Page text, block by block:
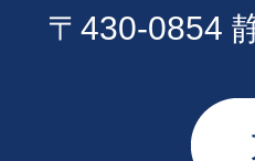
〒430-0854